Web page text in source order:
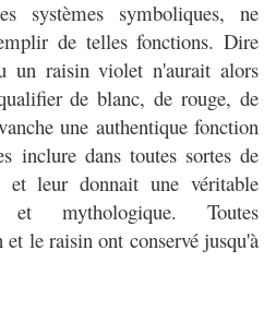
systèmes symboliques, ne
de telles fonctions. Dire
un raisin violet n'aurait alors
de blanc, de rouge, de
une authentique fonction
inclure dans toutes sortes de
et leur donnait une véritable
et mythologique. Toutes
le raisin ont conservé jusqu'à